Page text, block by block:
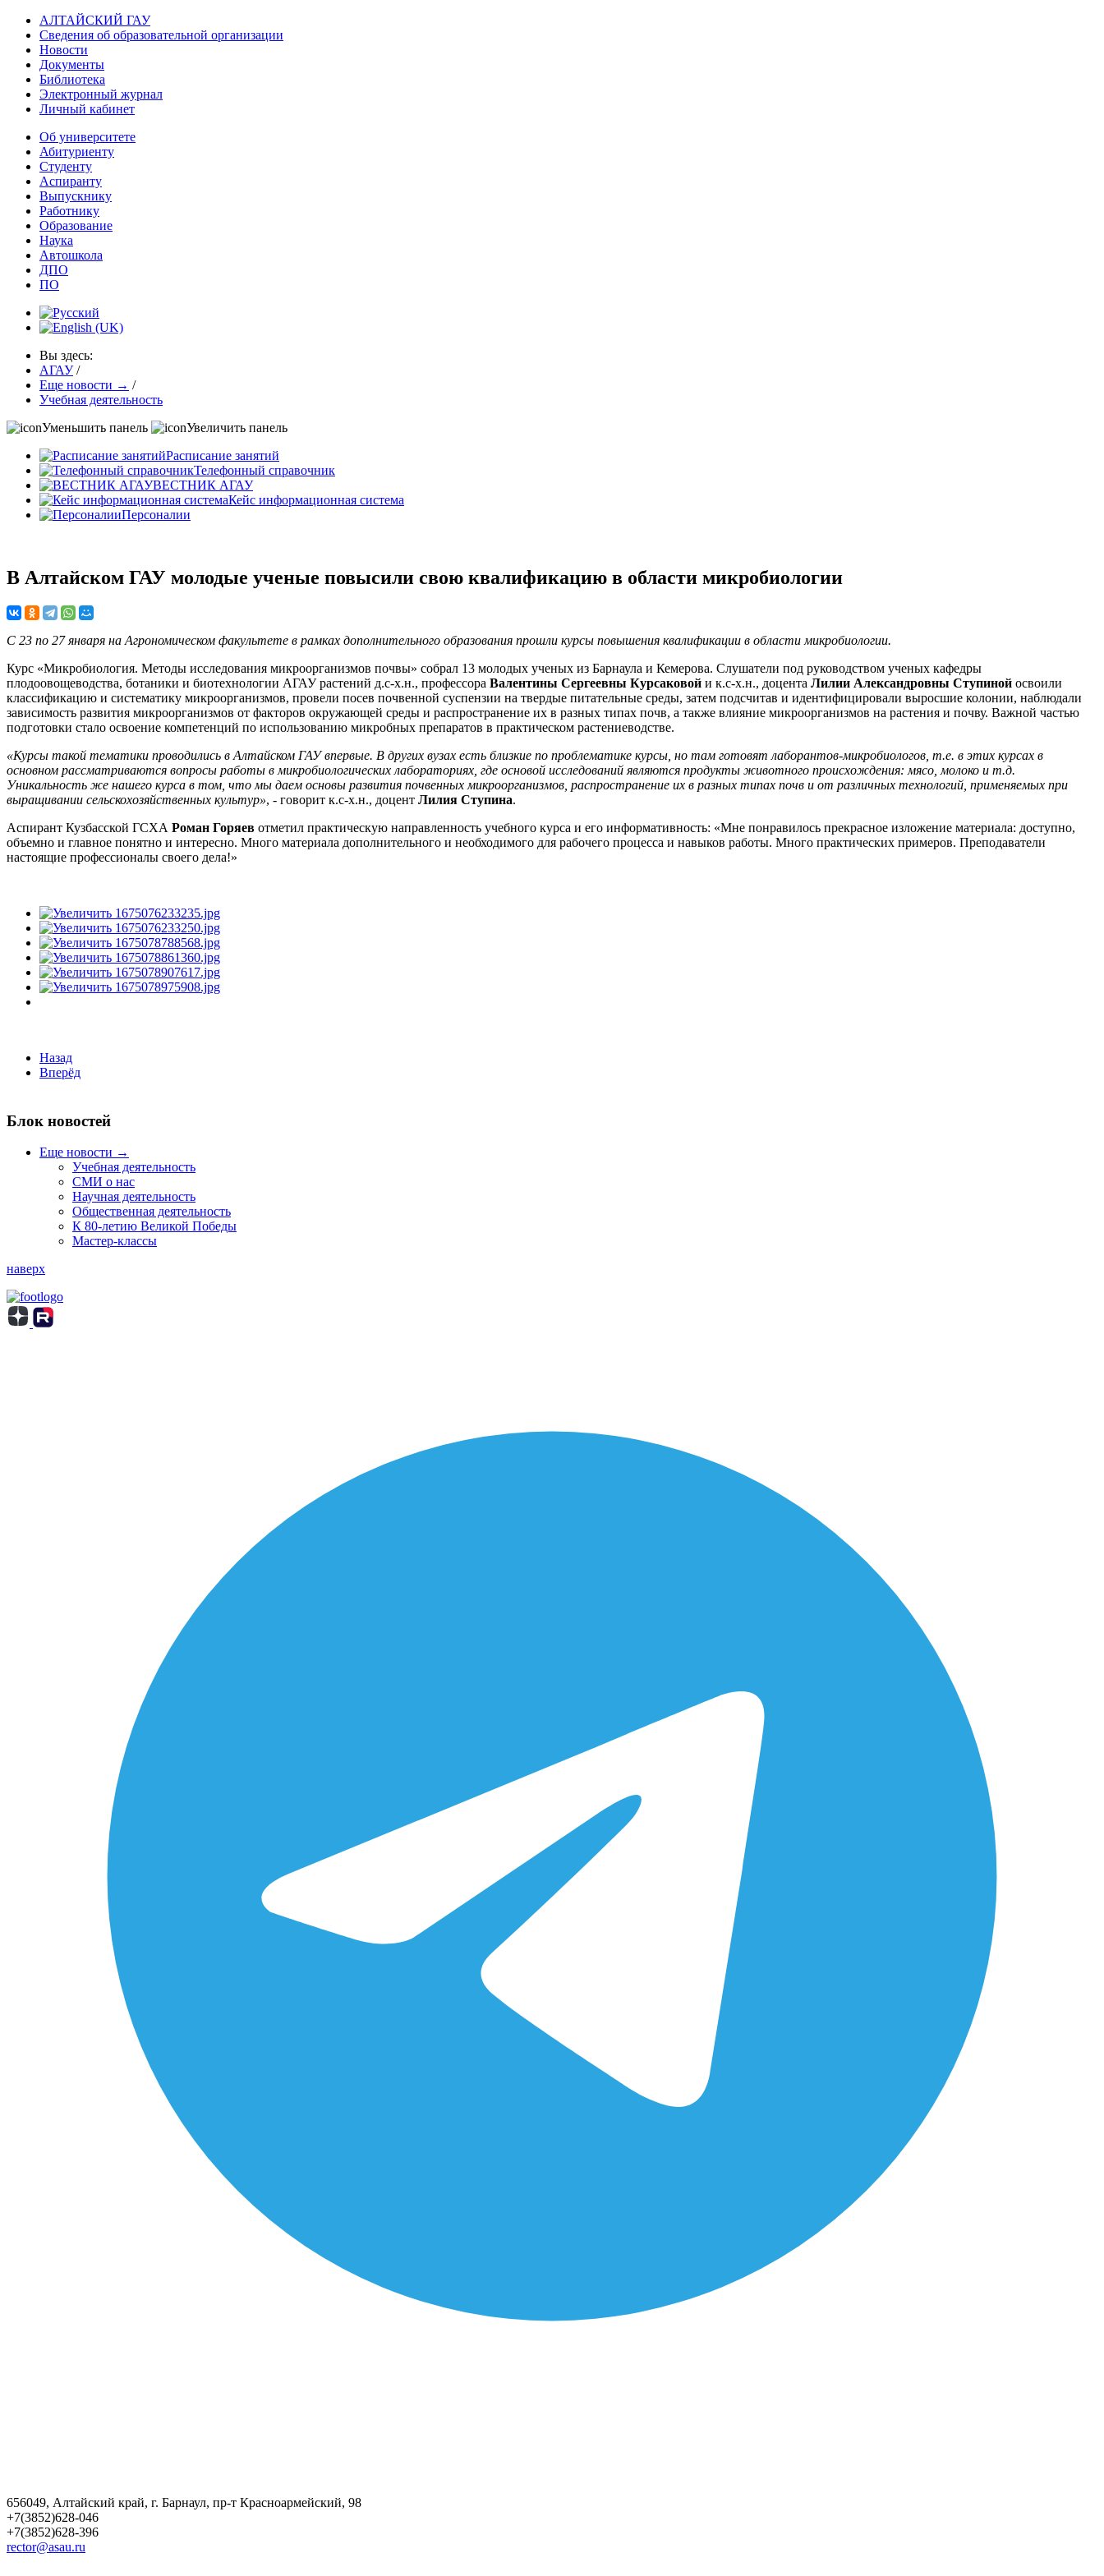
АЛТАЙСКИЙ ГАУ
Сведения об образовательной организации
Новости
Документы
Библиотека
Электронный журнал
Личный кабинет
Об университете
Абитуриенту
Студенту
Аспиранту
Выпускнику
Работнику
Образование
Наука
Автошкола
ДПО
ПО
Вы здесь:
АГАУ /
Еще новости → /
Учебная деятельность
Уменьшить панель
Увеличить панель
Расписание занятий
Телефонный справочник
ВЕСТНИК АГАУ
Кейс информационная система
Персоналии
В Алтайском ГАУ молодые ученые повысили свою квалификацию в области микробиологии
С 23 по 27 января на Агрономическом факультете в рамках дополнительного образования прошли курсы повышения квалификации в области микробиологии.
Курс «Микробиология. Методы исследования микроорганизмов почвы» собрал 13 молодых ученых из Барнаула и Кемерова. Слушатели под руководством ученых кафедры
плодоовощеводства, ботаники и биотехнологии АГАУ растений д.с-х.н., профессора Валентины Сергеевны Курсаковой и к.с-х.н., доцента Лилии Александровны Ступиной освоили
классификацию и систематику микроорганизмов, провели посев почвенной суспензии на твердые питательные среды, затем подсчитав и идентифицировали выросшие колонии, наблюдали
зависимость развития микроорганизмов от факторов окружающей среды и распространение их в разных типах почв, а также влияние микроорганизмов на растения и почву. Важной частью
подготовки стало освоение компетенций по использованию микробных препаратов в практическом растениеводстве.
«Курсы такой тематики проводились в Алтайском ГАУ впервые. В других вузах есть близкие по проблематике курсы, но там готовят лаборантов-микробиологов, т.е. в этих курсах в
основном рассматриваются вопросы работы в микробиологических лабораториях, где основой исследований являются продукты животного происхождения: мясо, молоко и т.д.
Уникальность же нашего курса в том, что мы даем основы развития почвенных микроорганизмов, распространение их в разных типах почв и от различных технологий, применяемых при
выращивании сельскохозяйственных культур», - говорит к.с-х.н., доцент Лилия Ступина.
Аспирант Кузбасской ГСХА Роман Горяев отметил практическую направленность учебного курса и его информативность: «Мне понравилось прекрасное изложение материала: доступно,
объемно и главное понятно и интересно. Много материала дополнительного и необходимого для рабочего процесса и навыков работы. Много практических примеров. Преподаватели
настоящие профессионалы своего дела!»
Назад
Вперёд
Блок новостей
Еще новости →
Учебная деятельность
СМИ о нас
Научная деятельность
Общественная деятельность
К 80-летию Великой Победы
Мастер-классы
наверх
656049, Алтайский край, г. Барнаул, пр-т Красноармейский, 98
+7(3852)628-046
+7(3852)628-396
rector@asau.ru